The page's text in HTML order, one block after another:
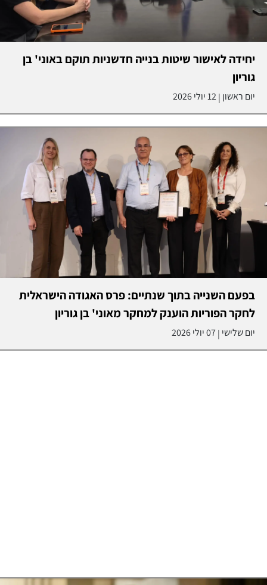
יחידה לאישור שיטות בנייה חדשניות תוקם באוני' בן
גוריון
יום ראשון |12 יולי 2026
בפעם השנייה בתוך שנתיים: פרס האגודה הישראלית
לחקר הפוריות הוענק למחקר מאוני' בן גוריון
יום שלישי |07 יולי 2026